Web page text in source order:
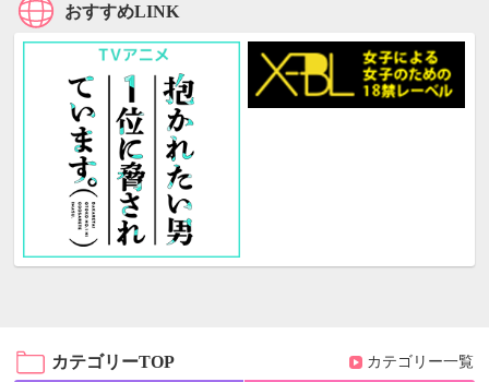
おすすめLINK
カテゴリーTOP カテゴリー一覧